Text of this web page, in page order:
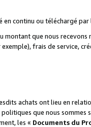
continu ou téléchargé par
montant que nous
frais de service,
achats ont lieu en
que nous
les « Documents du